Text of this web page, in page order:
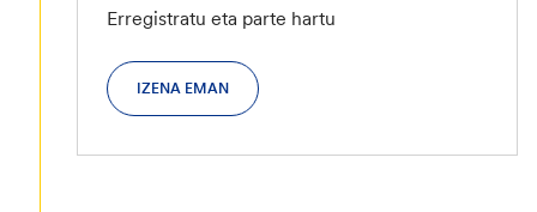
Erregistratu eta parte hartu
IZENA EMAN